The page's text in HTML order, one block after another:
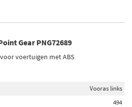
Gear PNG72689
voertuigen met ABS
Vooras links
494